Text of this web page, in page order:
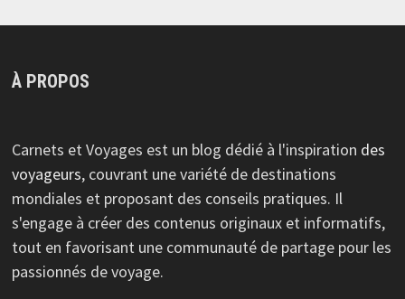
À PROPOS
Carnets et Voyages est un blog dédié à l'inspiration des
voyageurs, couvrant une variété de destinations
mondiales et proposant des conseils pratiques. Il
s'engage à créer des contenus originaux et informatifs,
tout en favorisant une communauté de partage pour les
passionnés de voyage.